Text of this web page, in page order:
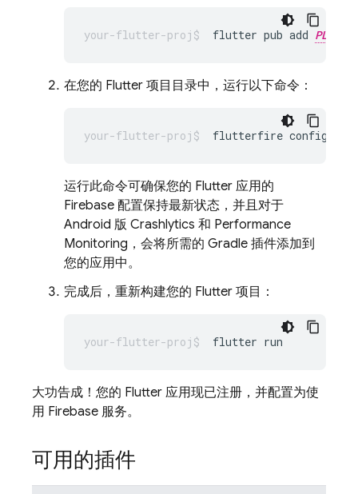
flutter pub add
在您的 Flutter 项目目录中，运行以下命令：
flutterfire
运行此命令可确保您的 Flutter 应用的
Firebase 配置保持最新状态，并且对于
Android 版 Crashlytics 和 Performance
Monitoring ，会将所需的 Gradle 插件添加到
您的应用中。
完成后，重新构建您的 Flutter 项目：
flutter
大功告成！您的 Flutter 应用现已注册，并配置为使
用 Firebase 服务。
可用的插件